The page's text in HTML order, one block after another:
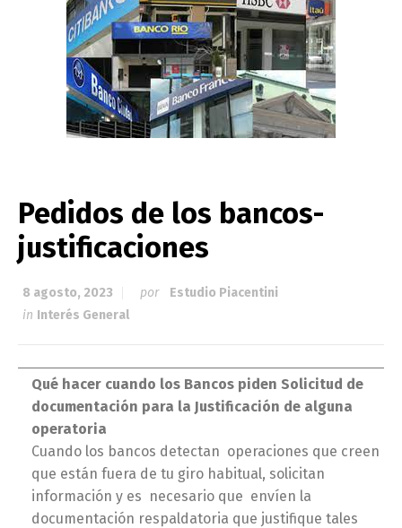
Pedidos de los bancos-
justificaciones
8 agosto, 2023 por
Estudio Piacentini
in Interés General
Qué hacer cuando los Bancos piden Solicitud de
documentación para la Justificación de alguna
operatoria
Cuando los bancos detectan operaciones que creen
que están fuera de tu giro habitual, solicitan
información y es necesario que envíen la
documentación respaldatoria que justifique tales